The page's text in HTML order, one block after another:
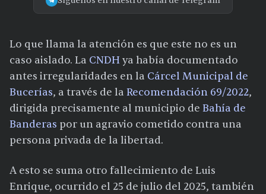
Lo que llama la atención es que este no es un
caso aislado. La CNDH ya había documentado
antes irregularidades en la Cárcel Municipal de
Bucerías, a través de la Recomendación 69/2022,
dirigida precisamente al municipio de Bahía de
Banderas por un agravio cometido contra una
persona privada de la libertad.
A esto se suma otro fallecimiento de Luis
Enrique, ocurrido el 25 de julio del 2025, también